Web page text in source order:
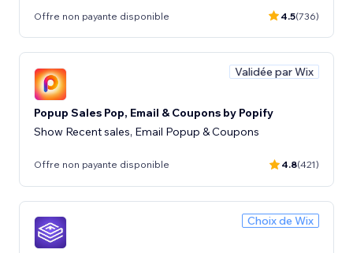
Offre non payante disponible 4.5(736)
Validée par Wix
Popup Sales Pop, Email & Coupons by Popify
Show Recent sales, Email Popup & Coupons
Offre non payante disponible 4.8(421)
Choix de Wix